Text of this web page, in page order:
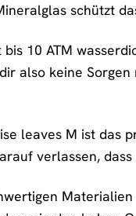
schützt
10 ATM
also keine
leaves M ist das
verlassen,